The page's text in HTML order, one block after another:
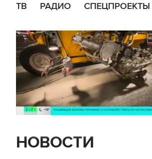
ТВ РАДИО СПЕЦПРОЕКТЫ
НОВОСТИ